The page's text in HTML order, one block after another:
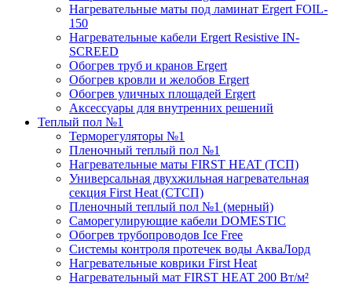
Нагревательные маты под ламинат Ergert FOIL-
150
Нагревательные кабели Ergert Resistive IN-
SCREED
Обогрев труб и кранов Ergert
Обогрев кровли и желобов Ergert
Обогрев уличных площадей Ergert
Аксессуары для внутренних решений
Теплый пол №1
Терморегуляторы №1
Пленочный теплый пол №1
Нагревательные маты FIRST HEAT (ТСП)
Универсальная двухжильная нагревательная
секция First Heat (СТСП)
Пленочный теплый пол №1 (мерный)
Саморегулирующие кабели DOMESTIC
Обогрев трубопроводов Ice Free
Системы контроля протечек воды АкваЛорд
Нагревательные коврики First Heat
Нагревательный мат FIRST HEAT 200 Вт/м²